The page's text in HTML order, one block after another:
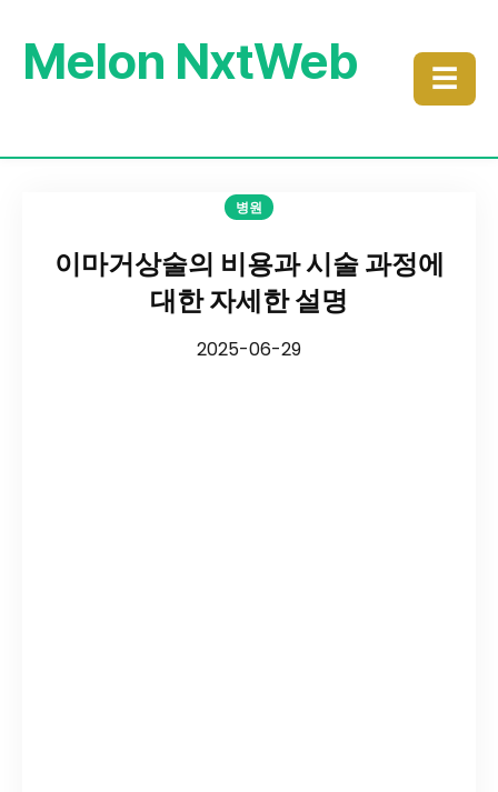
Melon NxtWeb ☰
병원
이마거상술의 비용과 시술 과정에
대한 자세한 설명
2025-06-29